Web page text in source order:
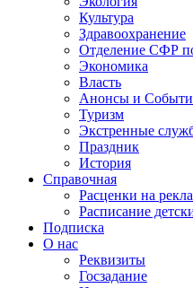
Культура
Здравоохранение
Отделение СФР
Экономика
Власть
Анонсы и
Туризм
Экстренные
Праздник
История
Справочная
Расценки на
Расписание
Подписка
О нас
Реквизиты
Госзадание